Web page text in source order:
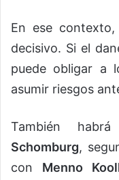
En ese
decisivo. Si el
puede obligar a
asumir riesgos
También
Schomburg,
con Menno